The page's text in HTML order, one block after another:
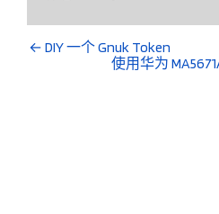
← DIY 一个 Gnuk Token
使用华为